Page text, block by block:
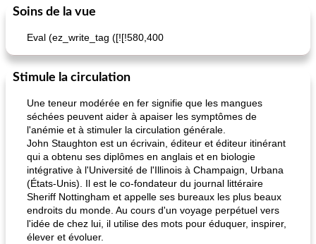
Déjeuner / Snacks
pois chiches rôtis aux épices amandes au cheddar rôti
Soins de la vue
Eval (ez_write_tag ([![!580,400
Stimule la circulation
Une teneur modérée en fer signifie que les mangues
séchées peuvent aider à apaiser les symptômes de
l'anémie et à stimuler la circulation générale.
John Staughton est un écrivain, éditeur et éditeur itinérant
qui a obtenu ses diplômes en anglais et en biologie
intégrative à l'Université de l'Illinois à Champaign, Urbana
(États-Unis). Il est le co-fondateur du journal littéraire
Sheriff Nottingham et appelle ses bureaux les plus beaux
endroits du monde. Au cours d'un voyage perpétuel vers
l'idée de chez lui, il utilise des mots pour éduquer, inspirer,
élever et évoluer.